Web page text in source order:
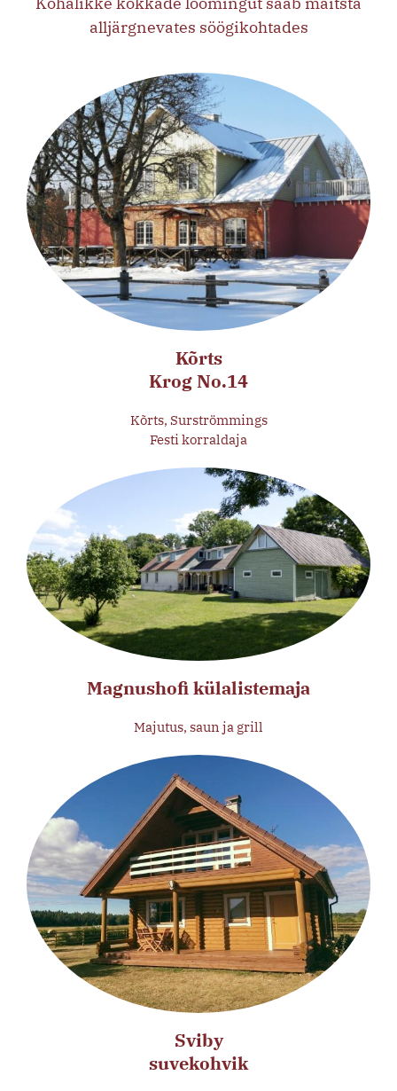
alljärgnevates söögikohtades
Kõrts
Krog No.14
Kõrts, Surströmmings
Festi korraldaja
Magnushofi külalistemaja
Majutus, saun ja grill
Sviby
suvekohvik